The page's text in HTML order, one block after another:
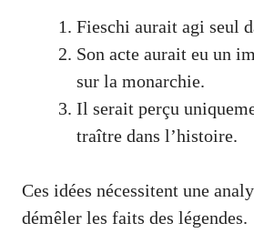
Fieschi aurait agi seul
Son acte aurait eu un
sur la monarchie.
Il serait perçu
traître dans l’histoire.
Ces idées nécessitent une
démêler les faits des légendes.